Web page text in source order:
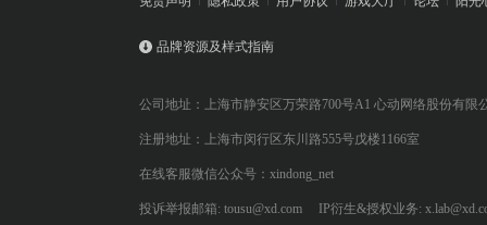
品牌资源及样式指南
公司地址：上海市静安区万荣路700号A1 心动网络股份有限
注册地址：上海市闵行区东川路555号戊楼1166室
在线客服微信公众号：xindong_net
投诉举报邮箱: tousu@xd.com IP衍生&授权业务: